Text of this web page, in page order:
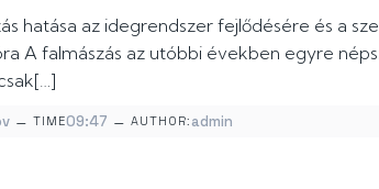
hatása az idegrendszer fejlődésére és a
A falmászás az utóbbi években egyre
– TIME09:47 – AUTHOR: admin